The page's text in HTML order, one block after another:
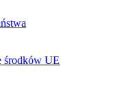
środków UE